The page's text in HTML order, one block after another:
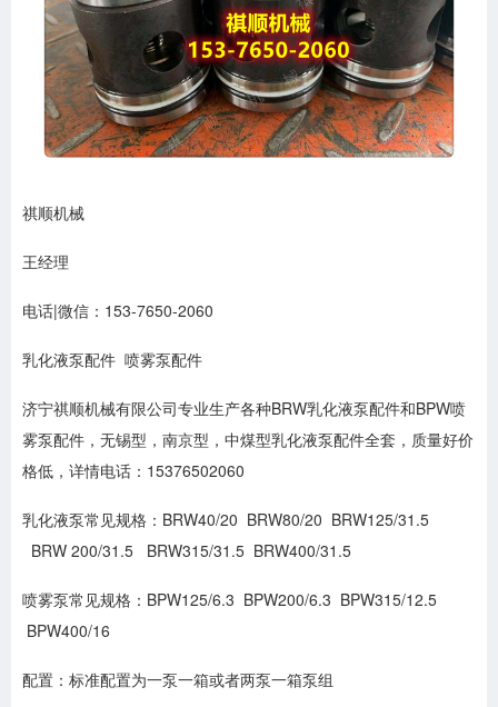
祺顺机械
王经理
电话|微信：153-7650-2060
乳化液泵配件 喷雾泵配件
济宁祺顺机械有限公司专业生产各种BRW乳化液泵配件和BPW喷
雾泵配件，无锡型，南京型，中煤型乳化液泵配件全套，质量好价
格低，详情电话：15376502060
乳化液泵常见规格：BRW40/20 BRW80/20 BRW125/31.5
BRW 200/31.5 BRW315/31.5 BRW400/31.5
喷雾泵常见规格：BPW125/6.3 BPW200/6.3 BPW315/12.5
BPW400/16
配置：标准配置为一泵一箱或者两泵一箱泵组